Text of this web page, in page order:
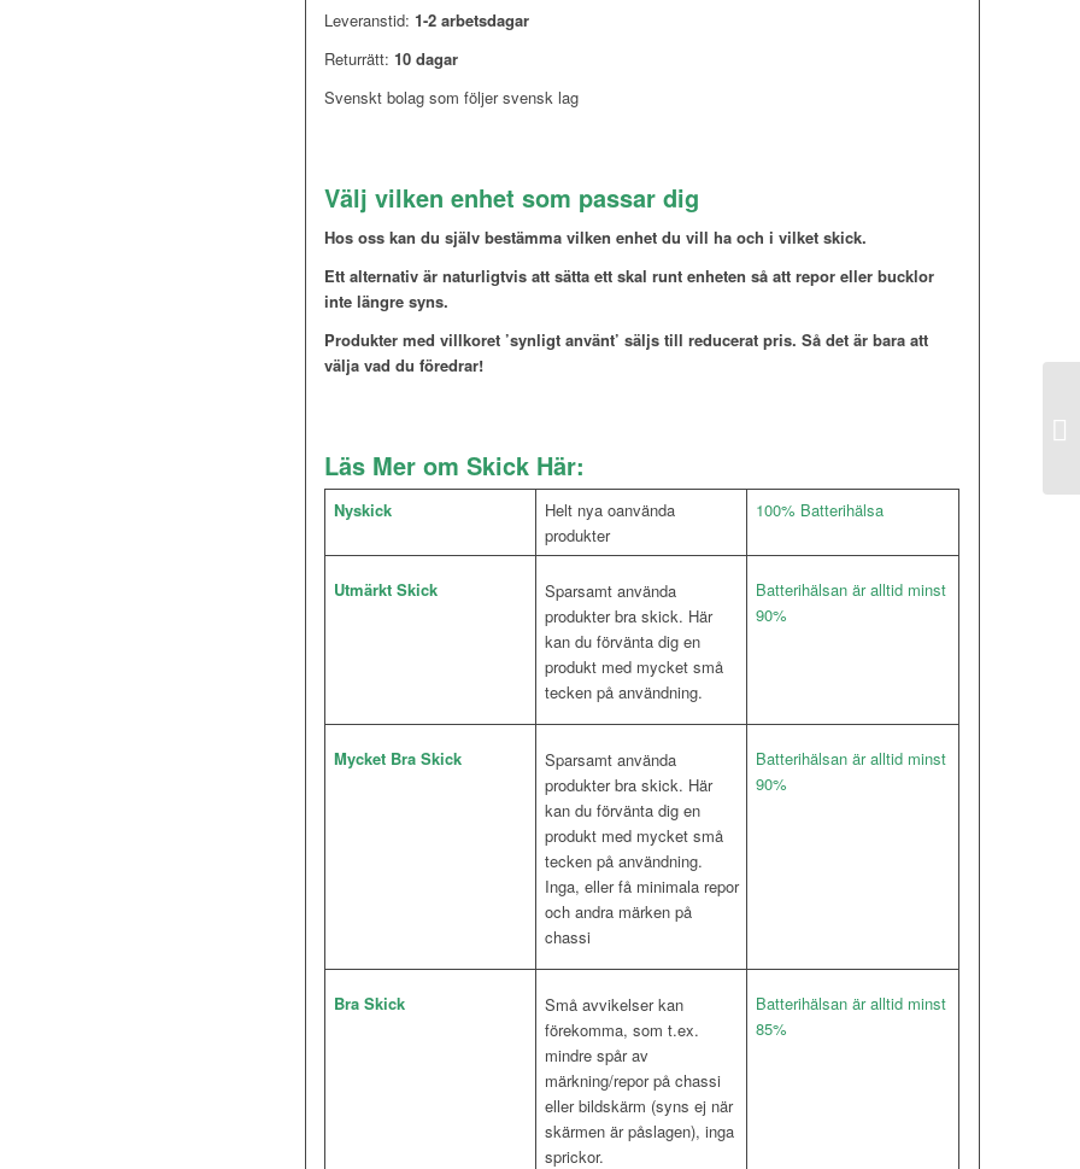
Leveranstid: 1-2 arbetsdagar
Returrätt: 10 dagar
Svenskt bolag som följer svensk lag
Välj vilken enhet som passar dig
Hos oss kan du själv bestämma vilken enhet du vill ha och i vilket skick.
Ett alternativ är naturligtvis att sätta ett skal runt enheten så att repor eller bucklor
inte längre syns.
Produkter med villkoret ’synligt använt’ säljs till reducerat pris. Så det är bara att
välja vad du föredrar!
Läs Mer om Skick Här:
Nyskick
Helt nya oanvända
produkter
100% Batterihälsa
Utmärkt Skick
Sparsamt använda
produkter bra skick. Här
kan du förvänta dig en
produkt med mycket små
tecken på användning.
Batterihälsan är alltid minst
90%
Mycket Bra Skick
Sparsamt använda
produkter bra skick. Här
kan du förvänta dig en
produkt med mycket små
tecken på användning.
Inga, eller få minimala repor
och andra märken på
chassi
Batterihälsan är alltid minst
90%
Bra Skick
Små avvikelser kan
förekomma, som t.ex.
mindre spår av
märkning/repor på chassi
eller bildskärm (syns ej när
skärmen är påslagen), inga
sprickor.
Batterihälsan är alltid minst
85%